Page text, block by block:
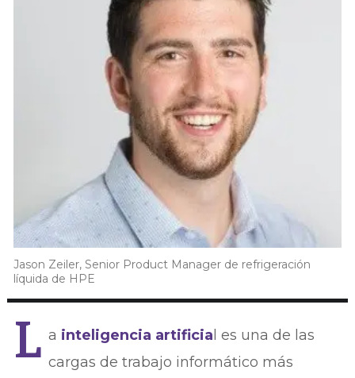
Jason Zeiler, Senior Product Manager de refrigeración
líquida de HPE
L a inteligencia artificia l es una de las
cargas de trabajo informático más